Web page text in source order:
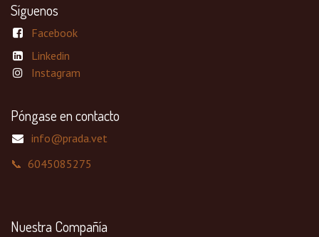
Síguenos
Facebook
Linkedin
Instagram
Póngase en contacto
info@prada.vet
📞 6045085275
Nuestra Compañía